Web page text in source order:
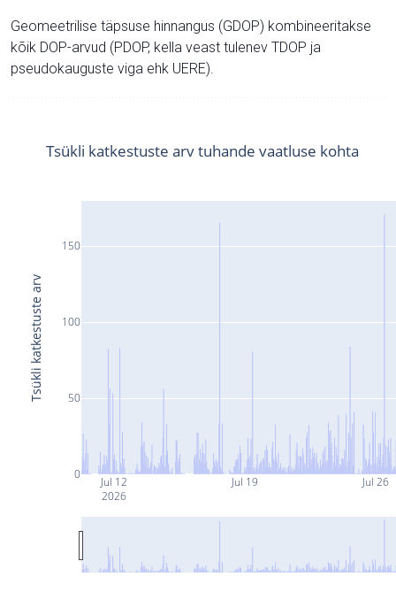
Geomeetrilise täpsuse hinnangus (GDOP) kombineeritakse
kõik DOP-arvud (PDOP, kella veast tulenev TDOP ja
pseudokauguste viga ehk UERE).
Jul 12
2026
Jul 19 Jul 26
0
50
100
150
Tsükli katkestuste arv tuhande vaatluse kohta
Tsükli katkestuste arv